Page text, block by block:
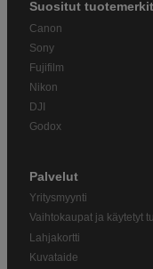
Suositut tuotemerkit
Canon
Sony
Fujifilm
Nikon
DJI
Godox
Palvelut
Yritysmyynti
Vaihtokaupat ja käytetyt
Lahjakortti
Kuvataide